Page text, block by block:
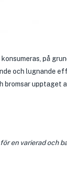
på
och lugnande
bromsar upptaget
en varierad och